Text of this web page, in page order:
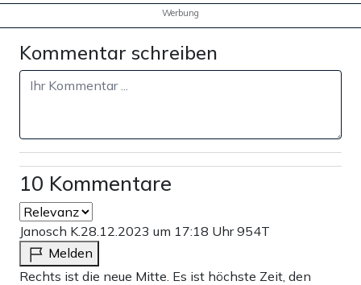
Werbung
Kommentar schreiben
10 Kommentare
Janosch K. 28.12.2023 um 17:18 Uhr954T
Melden
Rechts ist die neue Mitte. Es ist höchste Zeit, den